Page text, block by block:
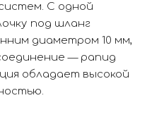
С одной
под шланг
диаметром 10 мм,
— рапид
обладает высокой